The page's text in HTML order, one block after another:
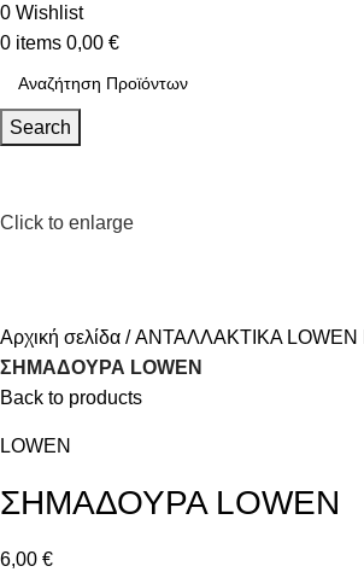
0 Wishlist
0 items 0,00 €
Search
Click to enlarge
Αρχική σελίδα
ΑΝΤΑΛΛΑΚΤΙΚΑ LOWEN
ΣΗΜΑΔΟΥΡΑ LOWEN
Back to products
LOWEN
ΣΗΜΑΔΟΥΡΑ LOWEN
6,00 €